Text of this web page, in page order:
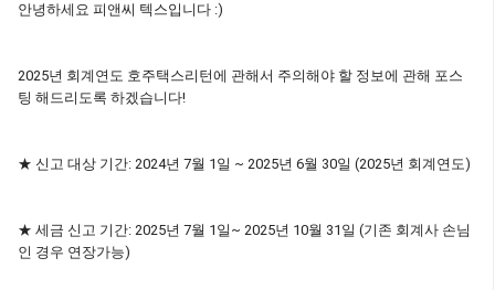
안녕하세요 피앤씨 텍스입니다 :)
2025년 회계연도 호주택스리턴에 관해서 주의해야 할 정보에 관해 포스
팅 해드리도록 하겠습니다!
★ 신고 대상 기간: 2024년 7월 1일 ~ 2025년 6월 30일 (2025년 회계연도)
★ 세금 신고 기간: 2025년 7월 1일~ 2025년 10월 31일 (기존 회계사 손님
인 경우 연장가능)